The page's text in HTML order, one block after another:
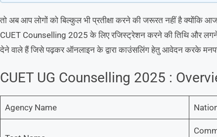
तो अब आप लोगों को बिल्कुल भी प्रतीक्षा करने की जरूरत नहीं है क्योंकि
CUET Counselling 2025 के लिए रजिस्ट्रेशन करने की तिथि और लगने
देने वाले हैं जिसे पढ़कर ऑनलाइन के द्वारा काउंसलिंग हेतु आवेदन करके
CUET UG Counselling 2025 :
Agency Name